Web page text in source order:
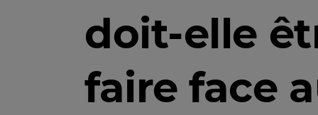
doit-elle
faire face